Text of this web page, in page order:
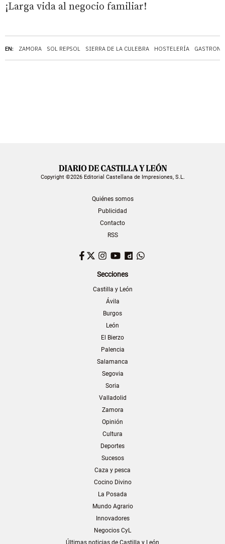
EN: ZAMORA SOL REPSOL SIERRA DE LA CULEBRA HOSTELERÍA
¡Larga vida al negocio familiar!
Copyright ©2026 Editorial Castellana de Impresiones, S.L.
Quiénes somos
Publicidad
Contacto
RSS
Facebook
TwitterInstagram
YouTubeDailymotion
Secciones
Castilla y León
Ávila
Burgos
León
El Bierzo
Palencia
Salamanca
Segovia
Soria
Valladolid
Zamora
Opinión
Cultura
Deportes
Sucesos
Caza y pesca
Cocino Divino
La Posada
Mundo Agrario
Innovadores
Negocios CyL